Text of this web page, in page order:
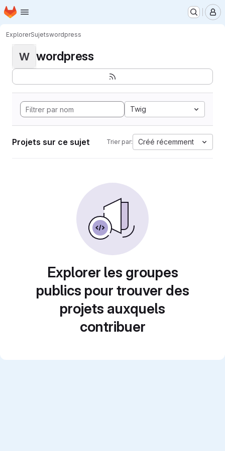
Passer au contenu principal
Page d'accueil
ExplorerSujetswordpress
W wordpress
Twig
Projets sur ce sujet Trier par: Créé récemment
Explorer les groupes
publics pour trouver des
projets auxquels
contribuer